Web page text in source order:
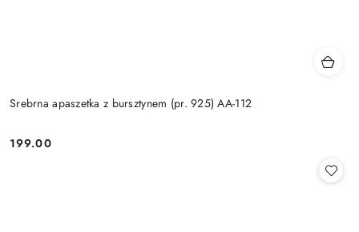
Srebrna apaszetka z bursztynem (pr. 925) AA-112
Cena:
199.00